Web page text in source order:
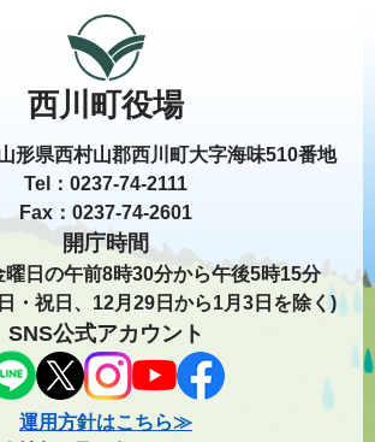
西川町役場
県西村山郡西川町大字海味510番地
Tel：0237-74-2111
Fax：0237-74-2601
開庁時間
曜日の午前8時30分から午後5時15分
・祝日、12月29日から1月3日を除く)
SNS公式アカウント
運用方針はこちら≫